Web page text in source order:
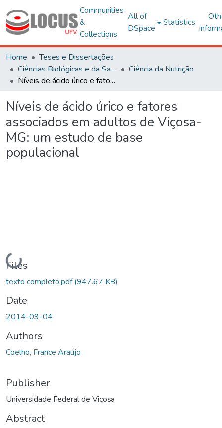
Communities
&
Collections
All of
DSpace
Statistics
Home
Teses e Dissertações
Ciências Biológicas e da Saúde
Ciência da Nutrição
Níveis de ácido úrico e fatores associados em adultos de Viçosa-MG: um estudo de base populacional
Níveis de ácido úrico e fatores
associados em adultos de Viçosa-
MG: um estudo de base
populacional
Loading...
Files
texto completo.pdf(947.67 KB)
Date
2014-09-04
Authors
Coelho, France Araújo
Publisher
Universidade Federal de Viçosa
Abstract